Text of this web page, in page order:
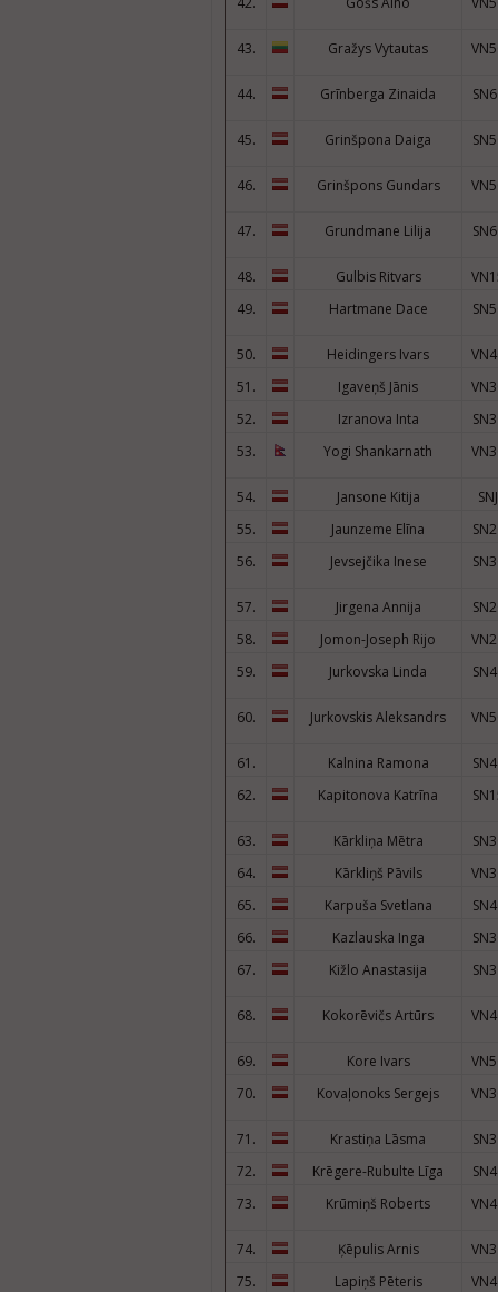
43. Gražys Vytautas
44. Grīnberga Zinaida
45. Grinšpona Daiga
46. Grinšpons Gundars
47. Grundmane Lilija
48. Gulbis Ritvars
49.
Hartmane Dace
50. Heidingers Ivars
51.
Igaveņš Jānis
52.
Izranova Inta
53.
Yogi Shankarnath
54. Jansone Kitija
SNJ
55.
Jaunzeme Elīna
56.
Jevsejčika Inese
57. Jirgena Annija
58.
Jomon-Joseph Rijo
59.
Jurkovska Linda
60. Jurkovskis Aleksandrs
61. Kalnina Ramona
62.
Kapitonova Katrīna
63. Kārkliņa Mētra
64.
Kārkliņš Pāvils
65.
Karpuša Svetlana
66.
Kazlauska Inga
67.
Kižlo Anastasija
68. Kokorēvičs Artūrs
69. Kore Ivars
70.
Kovaļonoks Sergejs
71. Krastiņa Lāsma
72.
Krēgere-Rubulte Līga
73.
Krūmiņš Roberts
74. Ķēpulis Arnis
75.
Lapiņš Pēteris